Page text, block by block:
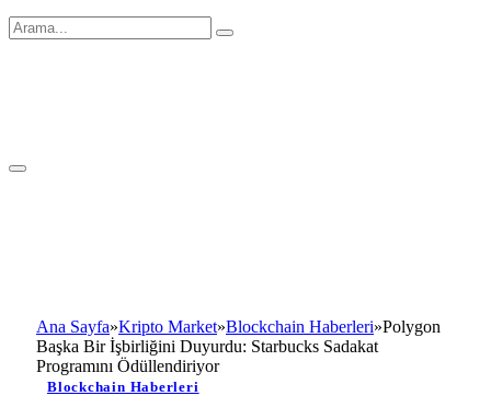
Ana Sayfa»Kripto Market»Blockchain Haberleri»Polygon
Başka Bir İşbirliğini Duyurdu: Starbucks Sadakat
Programını Ödüllendiriyor
Blockchain Haberleri